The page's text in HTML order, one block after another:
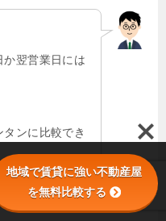
翌営業日には
ンに比較でき
地域で賃貸に強い不動産屋
を無料比較する